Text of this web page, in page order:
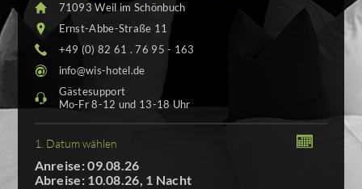
71093 Weil im Schönbuch
Ernst-Abbe-Straße 11
+49 (0) 82 61 . 76 95 - 163
info@wis-hotel.de
Gästesupport
Mo-Fr 8-12 und 13-18 Uhr
1. Datum wählen
Anreise: 09.08.26
Abreise: 10.08.26, 1 Nacht